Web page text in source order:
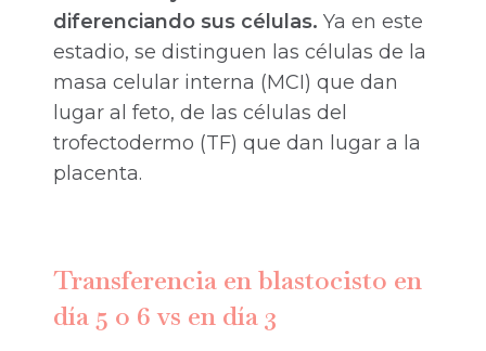
diferenciando sus células. Ya en este
estadio, se distinguen las células de la
masa celular interna (MCI) que dan
lugar al feto, de las células del
trofectodermo (TF) que dan lugar a la
placenta.
Transferencia en blastocisto en
día 5 o 6 vs en día 3